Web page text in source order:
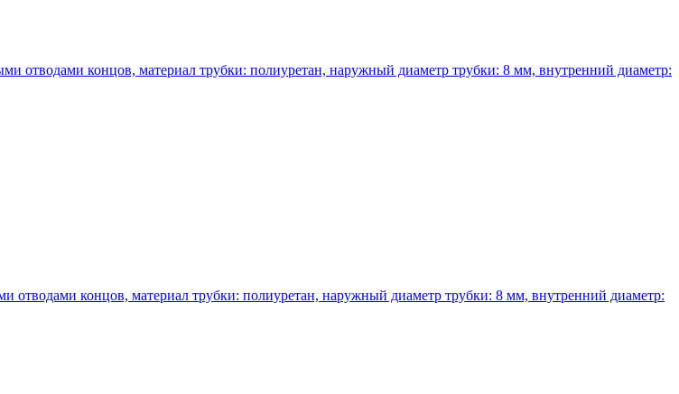
отводами концов, материал трубки: полиуретан, наружный диаметр трубки: 8 мм, внутренний диаметр:
отводами концов, материал трубки: полиуретан, наружный диаметр трубки: 8 мм, внутренний диаметр: